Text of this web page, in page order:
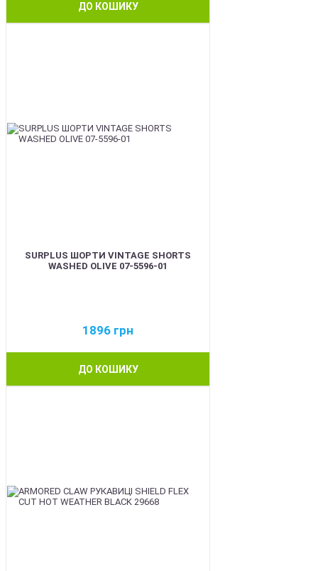
ДО КОШИКУ
SURPLUS ШОРТИ VINTAGE SHORTS
WASHED OLIVE 07-5596-01
1896 грн
ДО КОШИКУ